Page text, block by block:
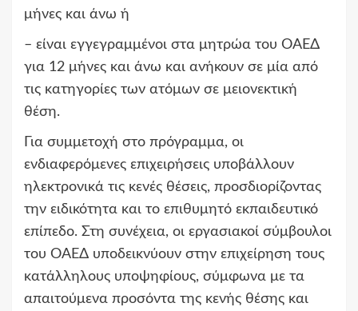
μήνες και άνω ή
– είναι εγγεγραμμένοι στα μητρώα του ΟΑΕΔ
για 12 μήνες και άνω και ανήκουν σε μία από
τις κατηγορίες των ατόμων σε μειονεκτική
θέση.
Για συμμετοχή στο πρόγραμμα, οι
ενδιαφερόμενες επιχειρήσεις υποβάλλουν
ηλεκτρονικά τις κενές θέσεις, προσδιορίζοντας
την ειδικότητα και το επιθυμητό εκπαιδευτικό
επίπεδο. Στη συνέχεια, οι εργασιακοί σύμβουλοι
του ΟΑΕΔ υποδεικνύουν στην επιχείρηση τους
κατάλληλους υποψηφίους, σύμφωνα με τα
απαιτούμενα προσόντα της κενής θέσης και